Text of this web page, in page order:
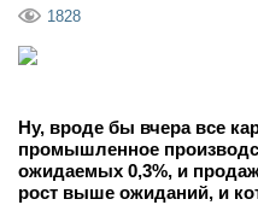
Мероприятия
1828
Ну, вроде бы вчера все
промышленное
ожидаемых 0,3%, и
рост выше ожиданий, и